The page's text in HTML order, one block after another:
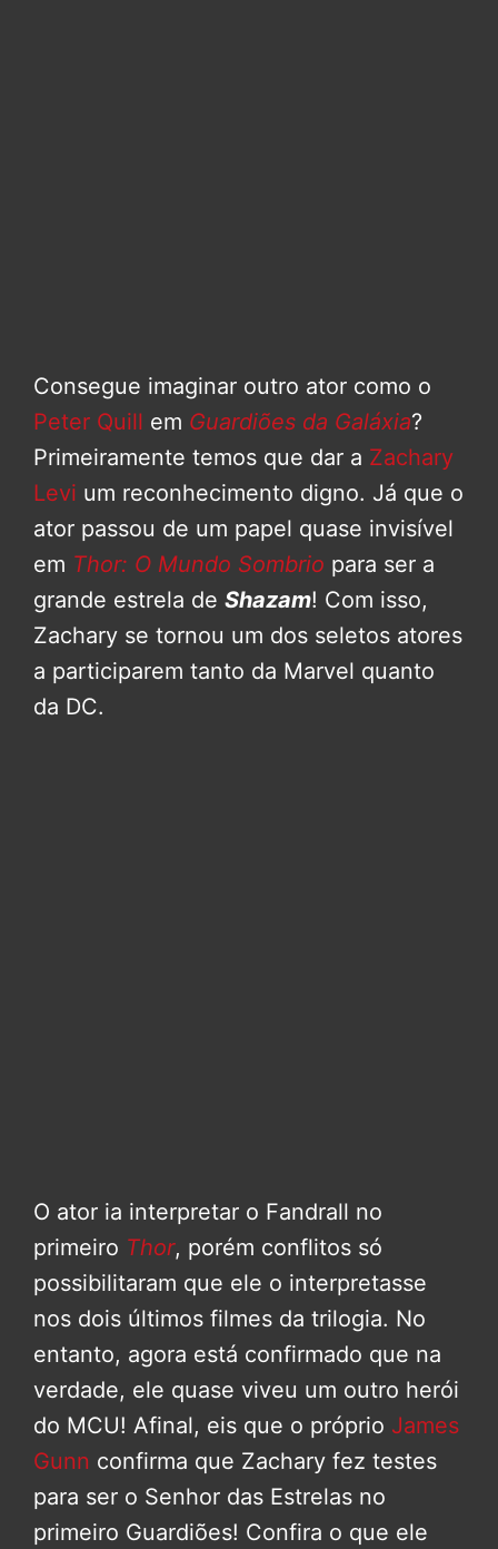
Consegue imaginar outro ator como o
Peter Quill em Guardiões da Galáxia?
Primeiramente temos que dar a Zachary
Levi um reconhecimento digno. Já que o
ator passou de um papel quase invisível
em Thor: O Mundo Sombrio para ser a
grande estrela de Shazam! Com isso,
Zachary se tornou um dos seletos atores
a participarem tanto da Marvel quanto
da DC.
O ator ia interpretar o Fandrall no
primeiro Thor, porém conflitos só
possibilitaram que ele o interpretasse
nos dois últimos filmes da trilogia. No
entanto, agora está confirmado que na
verdade, ele quase viveu um outro herói
do MCU! Afinal, eis que o próprio James
Gunn confirma que Zachary fez testes
para ser o Senhor das Estrelas no
primeiro Guardiões! Confira o que ele